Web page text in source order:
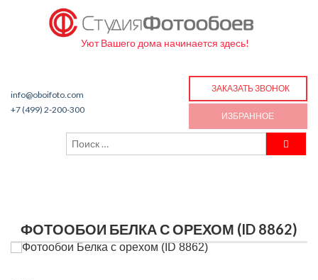
Уют Вашего дома начинается здесь!
info@oboifoto.com
+7 (499) 2-200-300
ЗАКАЗАТЬ ЗВОНОК
ИЗБРАННОЕ
ФОТООБОИ БЕЛКА С ОРЕХОМ (ID 8862)